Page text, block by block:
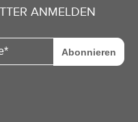
ANMELDEN
Abonnieren